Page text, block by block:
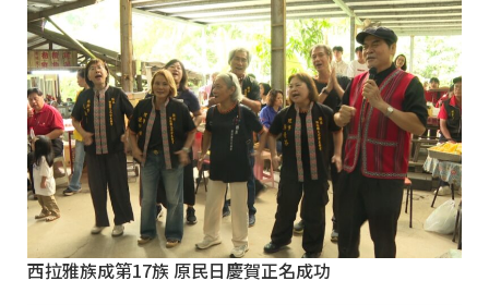
西拉雅族成第17族 原民日慶賀正名成功